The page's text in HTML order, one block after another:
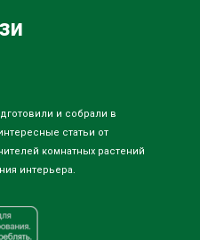
и собрали в
статьи от
комнатных растений
интерьера.